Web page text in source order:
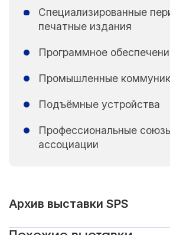
Специализированные
печатные издания
Программное
Промышленные
Подъёмные устройства
Профессиональные
ассоциации
Архив выставки SPS